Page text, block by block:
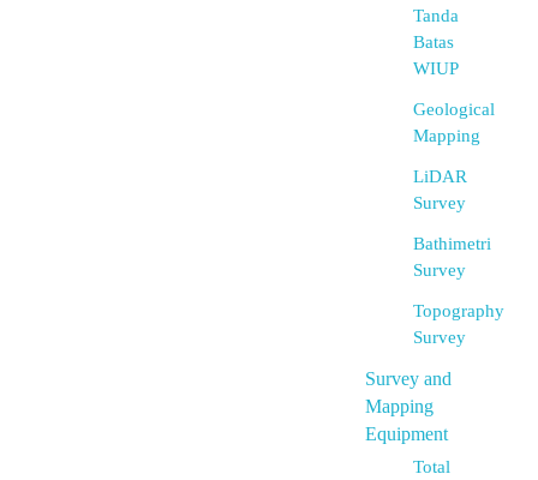
Tanda
Batas
WIUP
Geological
Mapping
LiDAR
Survey
Bathimetri
Survey
Topography
Survey
Survey and
Mapping
Equipment
Total